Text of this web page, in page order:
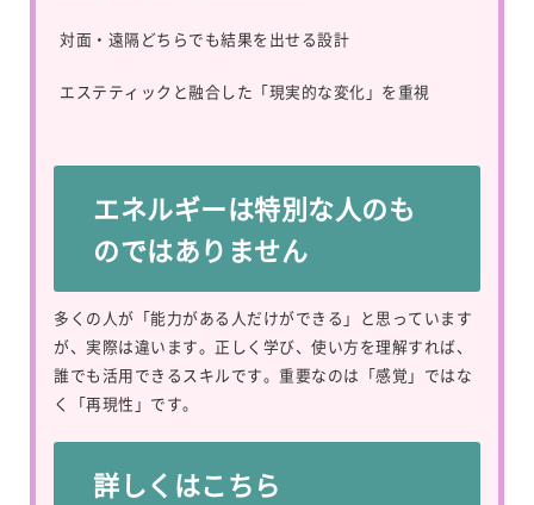
対面・遠隔どちらでも結果を出せる設計
エステティックと融合した「現実的な変化」を重視
エネルギーは特別な人のも
のではありません
多くの人が「能力がある人だけができる」と思っています
が、実際は違います。正しく学び、使い方を理解すれば、
誰でも活用できるスキルです。重要なのは「感覚」ではな
く「再現性」です。
詳しくはこちら